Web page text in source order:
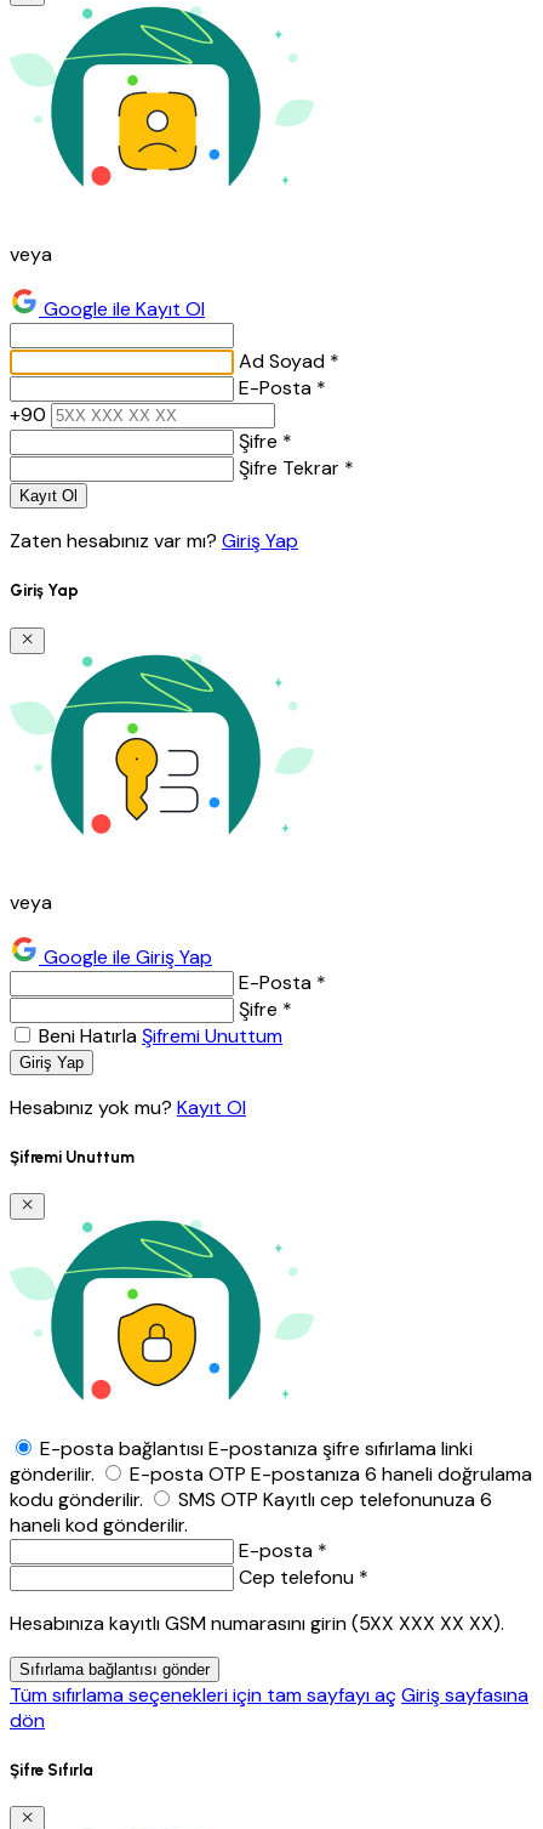
veya
Google ile Kayıt Ol
Ad Soyad *
E-Posta *
+90
Şifre *
Şifre Tekrar *
Kayıt Ol
Zaten hesabınız var mı? Giriş Yap
Giriş Yap
veya
Google ile Giriş Yap
E-Posta *
Şifre *
Beni HatırlaŞifremi Unuttum
Giriş Yap
Hesabınız yok mu? Kayıt Ol
Şifremi Unuttum
E-posta bağlantısıE-postanıza şifre sıfırlama linki
gönderilir.
E-posta OTP E-postanıza 6 haneli doğrulama
kodu gönderilir.
SMS OTP Kayıtlı cep telefonunuza 6
haneli kod gönderilir.
E-posta *
Cep telefonu *
Hesabınıza kayıtlı GSM numarasını girin (5XX XXX XX XX).
Sıfırlama bağlantısı gönder
Tüm sıfırlama seçenekleri için tam sayfayı açGiriş sayfasına
dön
Şifre Sıfırla